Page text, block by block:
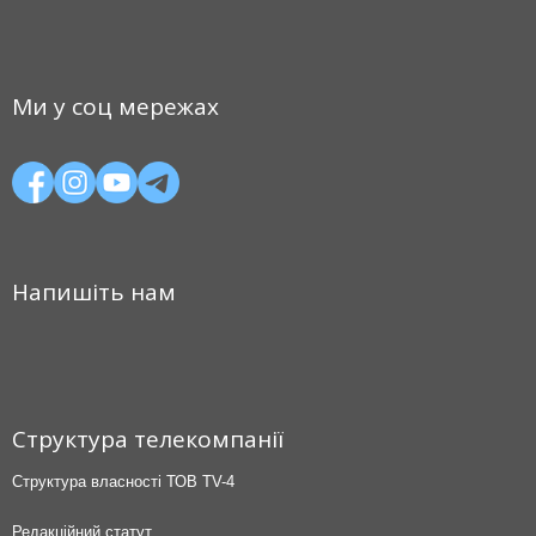
Ми у соц мережах
Напишіть нам
Структура телекомпанії
Структура власності ТОВ TV-4
Редакційний статут